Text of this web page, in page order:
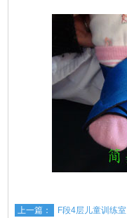
上一篇： F段4层儿童训练室